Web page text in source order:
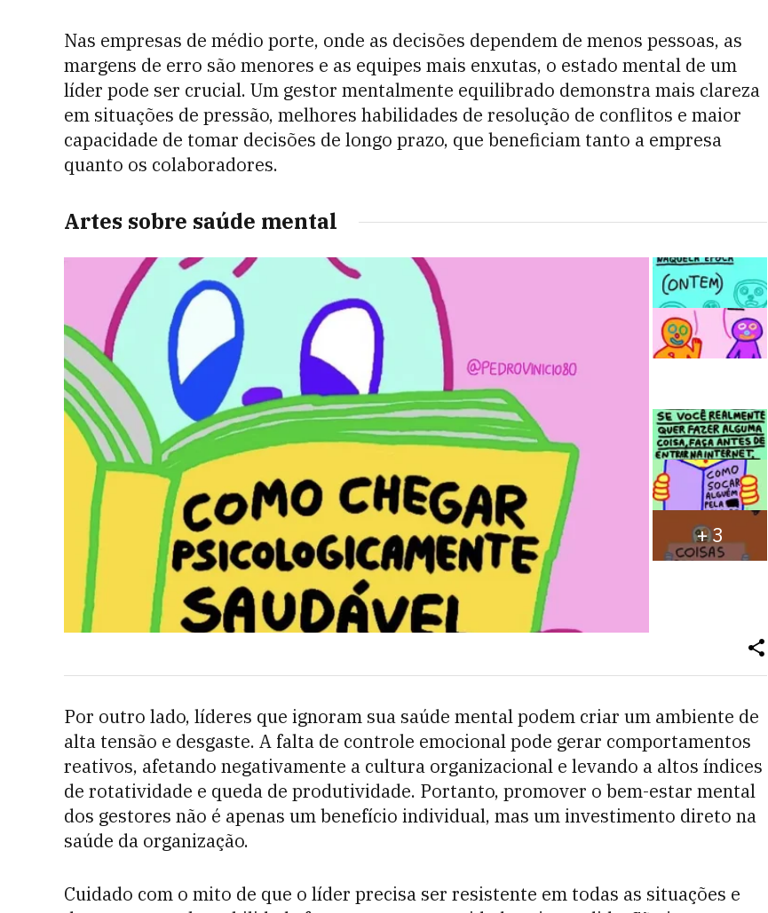
Nas empresas de médio porte, onde as decisões dependem de menos pessoas, as
margens de erro são menores e as equipes mais enxutas, o estado mental de um
líder pode ser crucial. Um gestor mentalmente equilibrado demonstra mais clareza
em situações de pressão, melhores habilidades de resolução de conflitos e maior
capacidade de tomar decisões de longo prazo, que beneficiam tanto a empresa
quanto os colaboradores.
Artes sobre saúde mental
+3
Por outro lado, líderes que ignoram sua saúde mental podem criar um ambiente de
alta tensão e desgaste. A falta de controle emocional pode gerar comportamentos
reativos, afetando negativamente a cultura organizacional e levando a altos índices
de rotatividade e queda de produtividade. Portanto, promover o bem-estar mental
dos gestores não é apenas um benefício individual, mas um investimento direto na
saúde da organização.
Cuidado com o mito de que o líder precisa ser resistente em todas as situações e